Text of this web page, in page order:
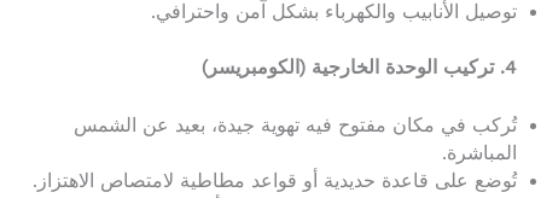
توصيل الأنابيب والكهرباء بشكل آمن واحترافي.
4. تركيب الوحدة الخارجية (الكومبريسر)
تُركب في مكان مفتوح فيه تهوية جيدة، بعيد عن الشمس
المباشرة.
تُوضع على قاعدة حديدية أو قواعد مطاطية لامتصاص الاهتزاز.